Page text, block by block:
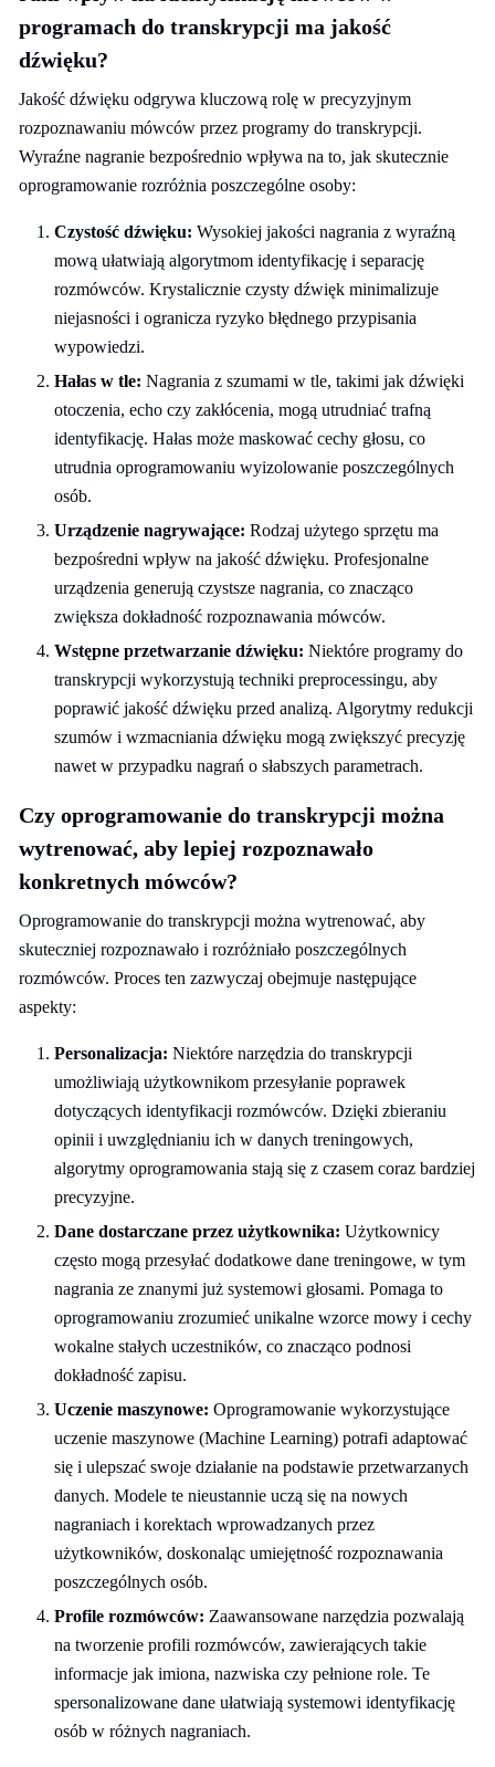
programach do transkrypcji ma jakość
dźwięku?
Jakość dźwięku odgrywa kluczową rolę w precyzyjnym
rozpoznawaniu mówców przez programy do transkrypcji.
Wyraźne nagranie bezpośrednio wpływa na to, jak skutecznie
oprogramowanie rozróżnia poszczególne osoby:
Czystość dźwięku: Wysokiej jakości nagrania z wyraźną
mową ułatwiają algorytmom identyfikację i separację
rozmówców. Krystalicznie czysty dźwięk minimalizuje
niejasności i ogranicza ryzyko błędnego przypisania
wypowiedzi.
Hałas w tle: Nagrania z szumami w tle, takimi jak dźwięki
otoczenia, echo czy zakłócenia, mogą utrudniać trafną
identyfikację. Hałas może maskować cechy głosu, co
utrudnia oprogramowaniu wyizolowanie poszczególnych
osób.
Urządzenie nagrywające: Rodzaj użytego sprzętu ma
bezpośredni wpływ na jakość dźwięku. Profesjonalne
urządzenia generują czystsze nagrania, co znacząco
zwiększa dokładność rozpoznawania mówców.
Wstępne przetwarzanie dźwięku: Niektóre programy do
transkrypcji wykorzystują techniki preprocessingu, aby
poprawić jakość dźwięku przed analizą. Algorytmy redukcji
szumów i wzmacniania dźwięku mogą zwiększyć precyzję
nawet w przypadku nagrań o słabszych parametrach.
Czy oprogramowanie do transkrypcji można
wytrenować, aby lepiej rozpoznawało
konkretnych mówców?
Oprogramowanie do transkrypcji można wytrenować, aby
skuteczniej rozpoznawało i rozróżniało poszczególnych
rozmówców. Proces ten zazwyczaj obejmuje następujące
aspekty:
Personalizacja: Niektóre narzędzia do transkrypcji
umożliwiają użytkownikom przesyłanie poprawek
dotyczących identyfikacji rozmówców. Dzięki zbieraniu
opinii i uwzględnianiu ich w danych treningowych,
algorytmy oprogramowania stają się z czasem coraz bardziej
precyzyjne.
Dane dostarczane przez użytkownika: Użytkownicy
często mogą przesyłać dodatkowe dane treningowe, w tym
nagrania ze znanymi już systemowi głosami. Pomaga to
oprogramowaniu zrozumieć unikalne wzorce mowy i cechy
wokalne stałych uczestników, co znacząco podnosi
dokładność zapisu.
Uczenie maszynowe: Oprogramowanie wykorzystujące
uczenie maszynowe (Machine Learning) potrafi adaptować
się i ulepszać swoje działanie na podstawie przetwarzanych
danych. Modele te nieustannie uczą się na nowych
nagraniach i korektach wprowadzanych przez
użytkowników, doskonaląc umiejętność rozpoznawania
poszczególnych osób.
Profile rozmówców: Zaawansowane narzędzia pozwalają
na tworzenie profili rozmówców, zawierających takie
informacje jak imiona, nazwiska czy pełnione role. Te
spersonalizowane dane ułatwiają systemowi identyfikację
osób w różnych nagraniach.